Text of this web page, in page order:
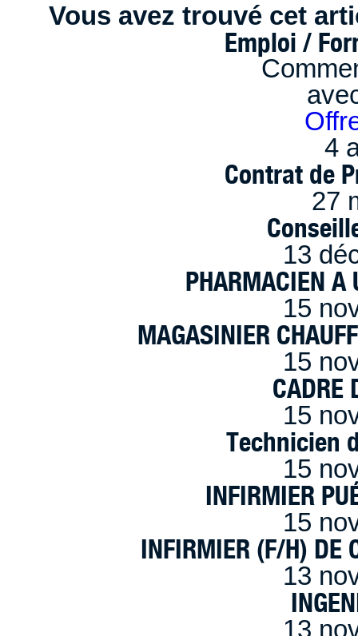
Vous avez trouvé cet
Emploi /
4
Contrat de
27
13
PHARMACIEN A
15
MAGASINIER
15
CADRE
15
Technicien
15
INFIRMIER
15
INFIRMIER (F/H) DE
13
13